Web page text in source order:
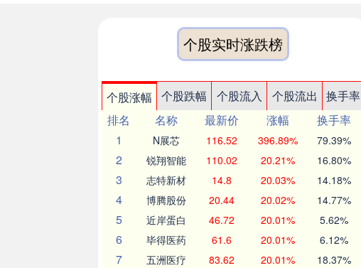
个股实时涨跌榜
个股涨幅 个股跌幅 个股流入 个股流出
换手率
排名
名称 最新价 涨幅
换手率
1
N展芯 116.52 396.89% 79.39%
2 锐翔智能 110.02 20.21% 16.80%
3 志特新材 14.8 20.03% 14.18%
4 博腾股份 20.44 20.02% 14.77%
5 近岸蛋白 46.72 20.01% 5.62%
6 毕得医药 61.6 20.01% 6.12%
7 五洲医疗 83.62 20.01% 18.37%